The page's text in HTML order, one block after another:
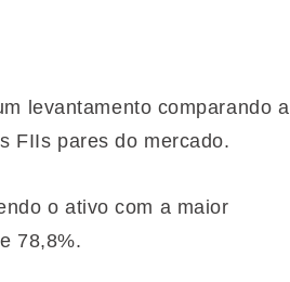
levantamento comparando a
FIIs pares do mercado.
o ativo com a maior
78,8%.